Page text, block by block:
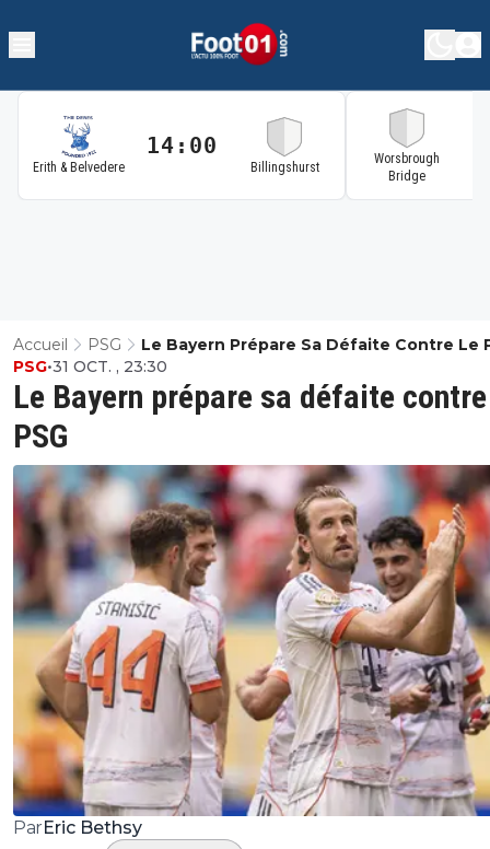
Erith & Belvedere
14:00
Billingshurst
Worsbrough
Bridge
Accueil PSG Le Bayern Prépare Sa Défaite Contre Le
Le Bayern prépare sa défaite
PSG
PSG•31 OCT. , 23:30
ParEric Bethsy